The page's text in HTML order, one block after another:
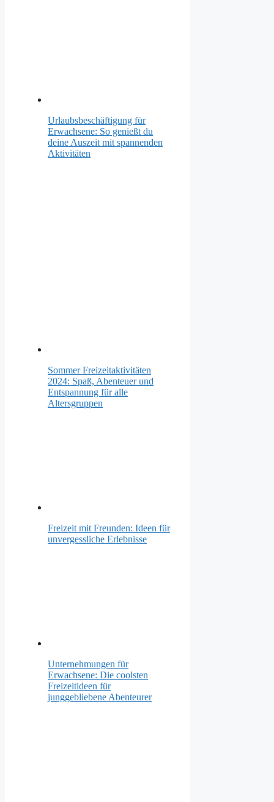
Urlaubsbeschäftigung für
Erwachsene: So genießt du
deine Auszeit mit spannenden
Aktivitäten
Sommer Freizeitaktivitäten
2024: Spaß, Abenteuer und
Entspannung für alle
Altersgruppen
Freizeit mit Freunden: Ideen für
unvergessliche Erlebnisse
Unternehmungen für
Erwachsene: Die coolsten
Freizeitideen für
junggebliebene Abenteurer